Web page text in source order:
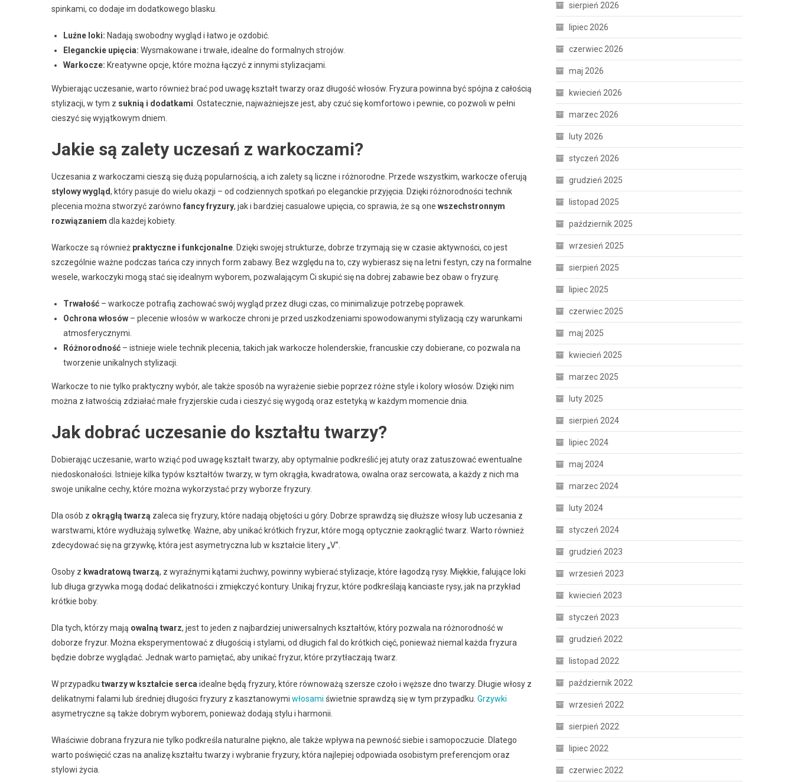
spinkami, co dodaje im dodatkowego blasku.
Luźne loki: Nadają swobodny wygląd i łatwo je ozdobić.
Eleganckie upięcia: Wysmakowane i trwałe, idealne do formalnych strojów.
Warkocze: Kreatywne opcje, które można łączyć z innymi stylizacjami.
Wybierając uczesanie, warto również brać pod uwagę kształt twarzy oraz długość włosów. Fryzura powinna być spójna z całością
stylizacji, w tym z suknią i dodatkami . Ostatecznie, najważniejsze jest, aby czuć się komfortowo i pewnie, co pozwoli w pełni
cieszyć się wyjątkowym dniem.
Jakie są zalety uczesań z warkoczami?
Uczesania z warkoczami cieszą się dużą popularnością, a ich zalety są liczne i różnorodne. Przede wszystkim, warkocze oferują
stylowy wygląd, który pasuje do wielu okazji – od codziennych spotkań po eleganckie przyjęcia. Dzięki różnorodności technik
plecenia można stworzyć zarówno fancy fryzury, jak i bardziej casualowe upięcia, co sprawia, że są one wszechstronnym
rozwiązaniem dla każdej kobiety.
Warkocze są również praktyczne i funkcjonalne . Dzięki swojej strukturze, dobrze trzymają się w czasie aktywności, co jest
szczególnie ważne podczas tańca czy innych form zabawy. Bez względu na to, czy wybierasz się na letni festyn, czy na formalne
wesele, warkoczyki mogą stać się idealnym wyborem, pozwalającym Ci skupić się na dobrej zabawie bez obaw o fryzurę.
Trwałość – warkocze potrafią zachować swój wygląd przez długi czas, co minimalizuje potrzebę poprawek.
Ochrona włosów – plecenie włosów w warkocze chroni je przed uszkodzeniami spowodowanymi stylizacją czy warunkami
atmosferycznymi.
Różnorodność – istnieje wiele technik plecenia, takich jak warkocze holenderskie, francuskie czy dobierane, co pozwala na
tworzenie unikalnych stylizacji.
Warkocze to nie tylko praktyczny wybór, ale także sposób na wyrażenie siebie poprzez różne style i kolory włosów. Dzięki nim
można z łatwością zdziałać małe fryzjerskie cuda i cieszyć się wygodą oraz estetyką w każdym momencie dnia.
Jak dobrać uczesanie do kształtu twarzy?
Dobierając uczesanie, warto wziąć pod uwagę kształt twarzy, aby optymalnie podkreślić jej atuty oraz zatuszować ewentualne
niedoskonałości. Istnieje kilka typów kształtów twarzy, w tym okrągła, kwadratowa, owalna oraz sercowata, a każdy z nich ma
swoje unikalne cechy, które można wykorzystać przy wyborze fryzury.
Dla osób z okrągłą twarzą zaleca się fryzury, które nadają objętości u góry. Dobrze sprawdzą się dłuższe włosy lub uczesania z
warstwami, które wydłużają sylwetkę. Ważne, aby unikać krótkich fryzur, które mogą optycznie zaokrąglić twarz. Warto również
zdecydować się na grzywkę, która jest asymetryczna lub w kształcie litery „V”.
Osoby z kwadratową twarzą, z wyraźnymi kątami żuchwy, powinny wybierać stylizacje, które łagodzą rysy. Miękkie, falujące loki
lub długa grzywka mogą dodać delikatności i zmiękczyć kontury. Unikaj fryzur, które podkreślają kanciaste rysy, jak na przykład
krótkie boby.
Dla tych, którzy mają owalną twarz, jest to jeden z najbardziej uniwersalnych kształtów, który pozwala na różnorodność w
doborze fryzur. Można eksperymentować z długością i stylami, od długich fal do krótkich cięć, ponieważ niemal każda fryzura
będzie dobrze wyglądać. Jednak warto pamiętać, aby unikać fryzur, które przytłaczają twarz.
W przypadku twarzy w kształcie serca idealne będą fryzury, które równoważą szersze czoło i węższe dno twarzy. Długie włosy z
delikatnymi falami lub średniej długości fryzury z kasztanowymi włosami świetnie sprawdzą się w tym przypadku. Grzywki
asymetryczne są także dobrym wyborem, ponieważ dodają stylu i harmonii.
Właściwie dobrana fryzura nie tylko podkreśla naturalne piękno, ale także wpływa na pewność siebie i samopoczucie. Dlatego
warto poświęcić czas na analizę kształtu twarzy i wybranie fryzury, która najlepiej odpowiada osobistym preferencjom oraz
stylowi życia.
sierpień 2026
lipiec 2026
czerwiec 2026
maj 2026
kwiecień 2026
marzec 2026
luty 2026
styczeń 2026
grudzień 2025
listopad 2025
październik 2025
wrzesień 2025
sierpień 2025
lipiec 2025
czerwiec 2025
maj 2025
kwiecień 2025
marzec 2025
luty 2025
sierpień 2024
lipiec 2024
maj 2024
marzec 2024
luty 2024
styczeń 2024
grudzień 2023
wrzesień 2023
kwiecień 2023
styczeń 2023
grudzień 2022
listopad 2022
październik 2022
wrzesień 2022
sierpień 2022
lipiec 2022
czerwiec 2022